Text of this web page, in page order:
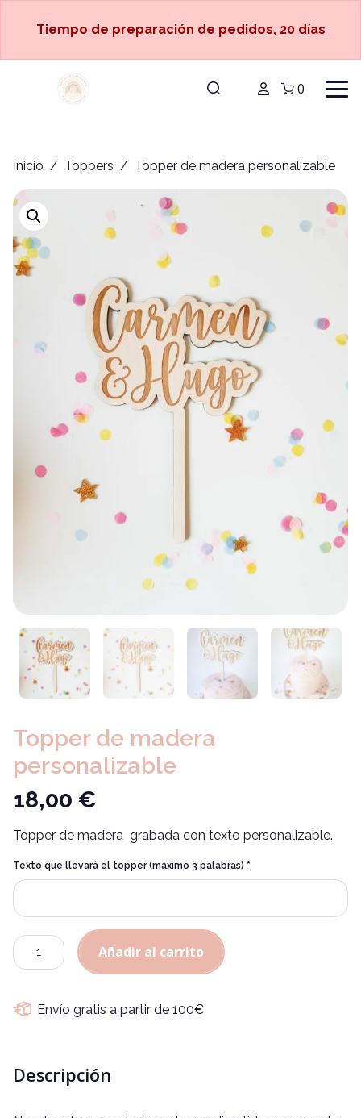
Tiempo de preparación de pedidos, 20 días
0
Inicio / Toppers / Topper de madera personalizable
Topper de madera
personalizable
18,00 €
Topper de madera grabada con texto personalizable.
Texto que llevará el topper (máximo 3 palabras) *
Cantidad
Añadir al carrito
Envío gratis a partir de 100€
Descripción